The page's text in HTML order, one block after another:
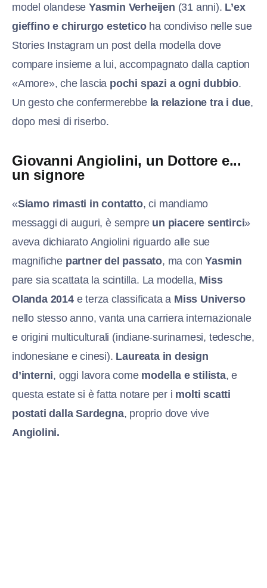
model olandeseYasmin Verheijen (31 anni). L’ex
gieffino e chirurgo esteticoha condiviso nelle sue
Stories Instagram un post della modella dove
compare insieme a lui, accompagnato dalla caption
«Amore», che lascia pochi spazi a ogni dubbio.
Un gesto che confermerebbe la relazione tra i due,
dopo mesi di riserbo.
Giovanni Angiolini, un Dottore e...
un signore
«Siamo rimasti in contatto, ci mandiamo
messaggi di auguri, è sempre un piacere sentirci»
aveva dichiarato Angiolini riguardo alle sue
magnifiche partner del passato, ma conYasmin
pare sia scattata la scintilla. La modella, Miss
Olanda 2014e terza classificata a Miss Universo
nello stesso anno, vanta una carriera internazionale
e origini multiculturali (indiane-surinamesi, tedesche,
indonesiane e cinesi). Laureata in design
d’interni, oggi lavora come modella e stilista, e
questa estate si è fatta notare per i molti scatti
postati dalla Sardegna, proprio dove vive
Angiolini.